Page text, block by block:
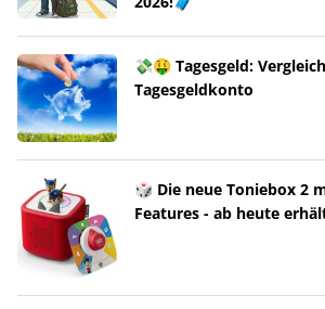
💸🤑 Tagesgeld:
Tagesgeldkonto
🎲 Die neue Toniebox 2
Features - ab heute